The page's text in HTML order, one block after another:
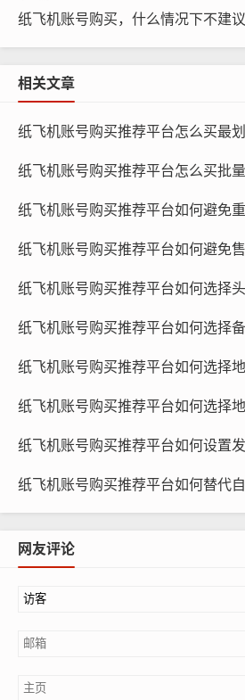
纸飞机账号购买, 在线购买tg账号,
择信誉良好的卖家，可以通过查看
和信誉等级来判断卖家的可信度。
确认卖家承诺：在购买前，与卖家
够按照承诺交付账号。
仔细阅读协议：在购买过程中，仔
议，了解双方的权利和义务,确保自
纸飞机账号购买，什么情况下不建
相关文章
网友评论